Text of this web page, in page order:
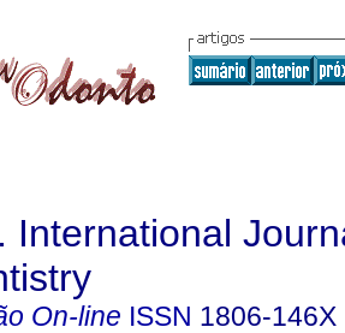
International
On-line ISSN 1806-146X